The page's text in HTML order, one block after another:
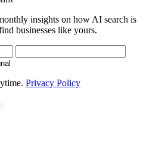
insights on how AI search is
businesses like yours.
Privacy Policy